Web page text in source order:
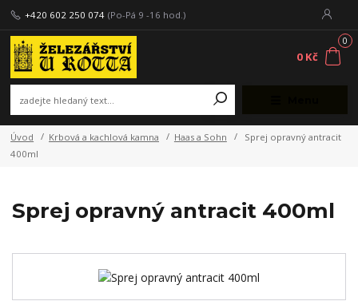
+420 602 250 074 (Po-Pá 9 -16 hod.)
0
0 Kč
Úvod Krbová a kachlová kamna Haas a Sohn
Sprej opravný antracit
400ml
Sprej opravný antracit 400ml